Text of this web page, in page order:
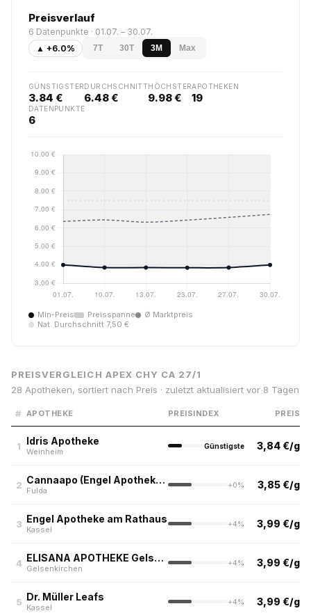
Preisverlauf
6 Datenpunkte · 01.07. – 30.07.
▲ +6.0%
7T 30T 3M Max
GÜNSTIGSTER
3.84 €
DURCHSCHNITT
6.48 €
HÖCHSTER
9.98 €
APOTHEKEN
19
DATENPUNKTE
6
Min-Preis Preisspanne
Ø Marktpreis
Nat. Durchschnitt 7,50 €
PREISVERGLEICH APEX CHY CA 27/1
28 Apotheken, sortiert nach Preis · zuletzt aktualisiert vor 8 Tagen
# APOTHEKE PREISINDEX PREIS
1 Idris Apotheke
Weinheim
Günstigste 3,84 €/g
2 Cannaapo (Engel Apotheke im Justus Liebig Center)
Fulda
+0% 3,85 €/g
3 Engel Apotheke am Rathaus
Kassel
+4% 3,99 €/g
4 ELISANA APOTHEKE Gelsenkirchen Buer
Gelsenkirchen
+4% 3,99 €/g
5 Dr. Müller Leafs
Kassel
+4% 3,99 €/g